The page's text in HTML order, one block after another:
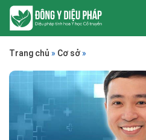
Trang chủ » Cơ sở »